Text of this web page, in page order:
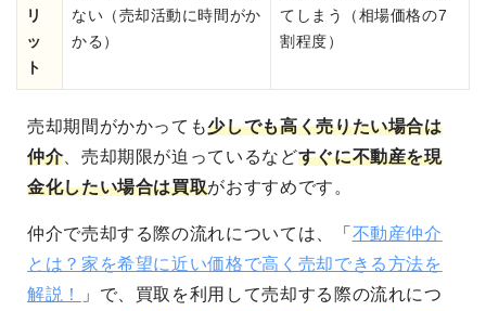
リ
ッ
ト
ない（売却活動に時間がか
かる）
てしまう（相場価格の7
割程度）
売却期間がかかっても少しでも高く売りたい場合は
仲介、売却期限が迫っているなどすぐに不動産を現
金化したい場合は買取がおすすめです。
仲介で売却する際の流れについては、「 不動産仲介
とは？家を希望に近い価格で高く売却できる方法を
解説！
」で、 買取を利用して売却する際の流れにつ